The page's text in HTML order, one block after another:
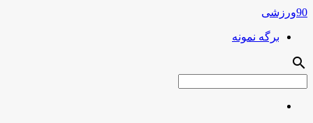
90ورزشی
برگه نمونه
search